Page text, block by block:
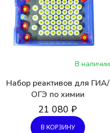
В наличии
Набор реактивов для ГИА/
ОГЭ по химии
21 080 ₽
В КОРЗИНУ